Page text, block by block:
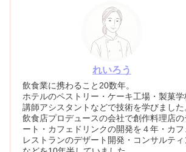
れいろう
飲食業に携わること20数年。
ホテルのペストリー・ケーキ工場・製菓学
講師アシスタントなどで技術を学びました
飲食店プロデュースの会社で創作料理店の
ート・カフェドリンクの開発を４年・カフ
レストランのデザート開発・コンサルテ